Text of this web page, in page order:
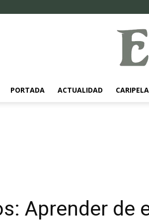
PORTADA ACTUALIDAD
Aprender de